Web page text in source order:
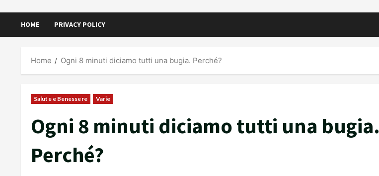
HOME PRIVACY POLICY
Home Ogni 8 minuti diciamo tutti una bugia. Perché?
Salute e Benessere Varie
Ogni 8 minuti diciamo tutti una bugia.
Perché?